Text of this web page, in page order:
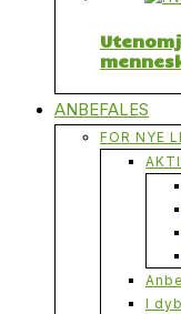
ANBEFALES
FOR NYE
I